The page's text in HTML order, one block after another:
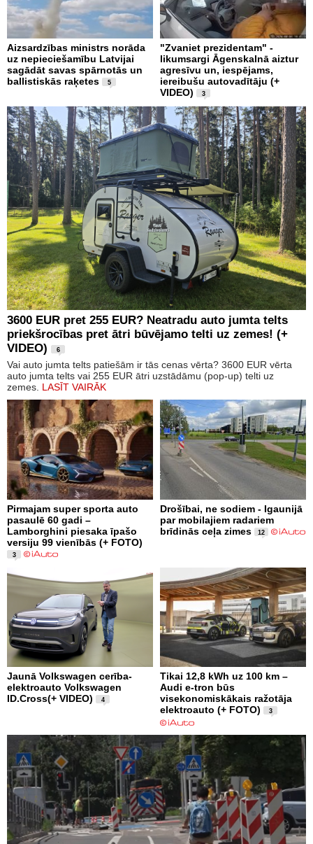
Aizsardzības ministrs norāda
uz nepieciešamību Latvijai
sagādāt savas spārnotās un
ballistiskās raķetes
5
"Zvaniet prezidentam" -
likumsargi Āgenskalnā aiztur
agresīvu un, iespējams,
iereibušu autovadītāju (+
VIDEO)
3
3600 EUR pret 255 EUR? Neatradu auto jumta telts
priekšrocības pret ātri būvējamo telti uz zemes! (+
VIDEO)
6
Vai auto jumta telts patiešām ir tās cenas vērta? 3600 EUR vērta
auto jumta telts vai 255 EUR ātri uzstādāmu (pop-up) telti uz
zemes. LASĪT VAIRĀK
Pirmajam super sporta auto
pasaulē 60 gadi –
Lamborghini piesaka īpašo
versiju 99 vienībās (+ FOTO)
3
Drošībai, ne sodiem - Igaunijā
par mobilajiem radariem
brīdinās ceļa zimes
12
Jaunā Volkswagen cerība-
elektroauto Volkswagen
ID.Cross(+ VIDEO)
4
Tikai 12,8 kWh uz 100 km –
Audi e-tron būs
visekonomiskākais ražotāja
elektroauto (+ FOTO)
3